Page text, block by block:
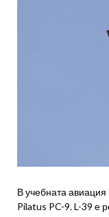
В учебната
Pilatus PC-9. L-39 е